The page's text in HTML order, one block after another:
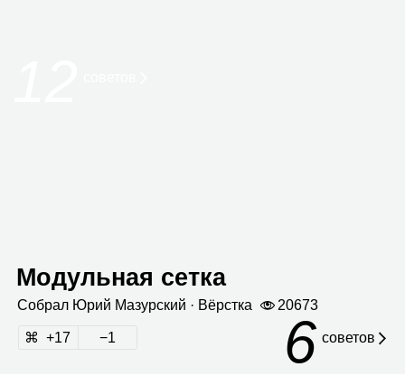
Модульная сетка
Собрал Юрий Мазур­ский · Вёрстка 20673
17 1 6 советов